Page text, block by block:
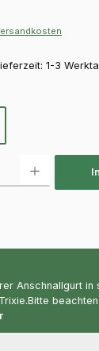
1-3
ist zurzeit nicht
Anschnallgurt in